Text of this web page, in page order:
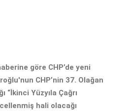
göre CHP’de yeni
CHP’nin 37. Olağan
“İkinci Yüzyıla Çağrı
hali olacağı